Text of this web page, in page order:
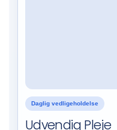
Daglig vedligeholdelse
Udvendig Pleje